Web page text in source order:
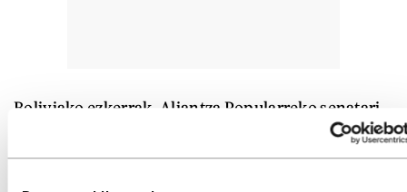
Boliviako ezkerrak, Aliantza Popularreko senatari
Andronico Rodriguezek ordezkatuta, laugarren
postua lortu zuen atzo, botoen %8,22 bildu